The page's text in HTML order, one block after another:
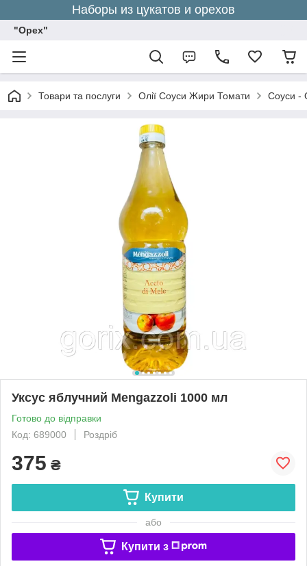
Наборы из цукатов и орехов
"Орех"
Товари та послуги Олії Соуси Жири Томати Соуси -
Уксус яблучний Mengazzoli 1000 мл
Готово до відправки
Код: 689000
Роздріб
375 ₴
Купити
або
Купити з